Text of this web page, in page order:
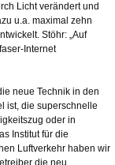
Licht verändert und
u.a. maximal zehn
Stöhr: „Auf
Internet
neue Technik in den
ist, die superschnelle
oder in
Institut für die
Luftverkehr haben wir
die neu